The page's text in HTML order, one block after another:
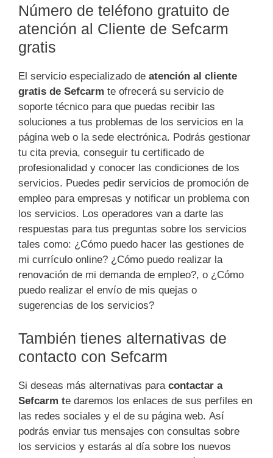
Número de teléfono gratuito de
atención al Cliente de Sefcarm
gratis
El servicio especializado de atención al cliente
gratis de Sefcarm te ofrecerá su servicio de
soporte técnico para que puedas recibir las
soluciones a tus problemas de los servicios en la
página web o la sede electrónica. Podrás gestionar
tu cita previa, conseguir tu certificado de
profesionalidad y conocer las condiciones de los
servicios. Puedes pedir servicios de promoción de
empleo para empresas y notificar un problema con
los servicios. Los operadores van a darte las
respuestas para tus preguntas sobre los servicios
tales como: ¿Cómo puedo hacer las gestiones de
mi currículo online? ¿Cómo puedo realizar la
renovación de mi demanda de empleo?, o ¿Cómo
puedo realizar el envío de mis quejas o
sugerencias de los servicios?
También tienes alternativas de
contacto con Sefcarm
Si deseas más alternativas para contactar a
Sefcarm te daremos los enlaces de sus perfiles en
las redes sociales y el de su página web. Así
podrás enviar tus mensajes con consultas sobre
los servicios y estarás al día sobre los nuevos